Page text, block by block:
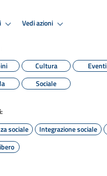
Vedi azioni
Cultura
Eventi
Sociale
sociale
Integrazione sociale